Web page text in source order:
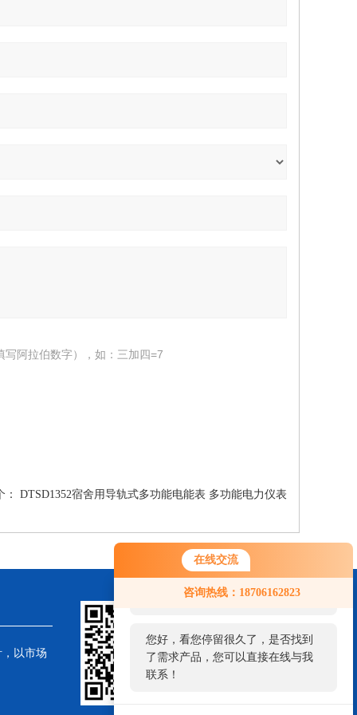
在线交流
咨询热线：18706162823
您好！欢迎前来咨询，很高兴为您
服务，请问您要咨询什么问题呢？
您好，看您停留很久了，是否找到
了需求产品，您可以直接在线与我
联系！
写阿拉伯数字），如：三加四=7
： DTSD1352宿舍用导轨式多功能电能表 多功能电力仪表
以市场